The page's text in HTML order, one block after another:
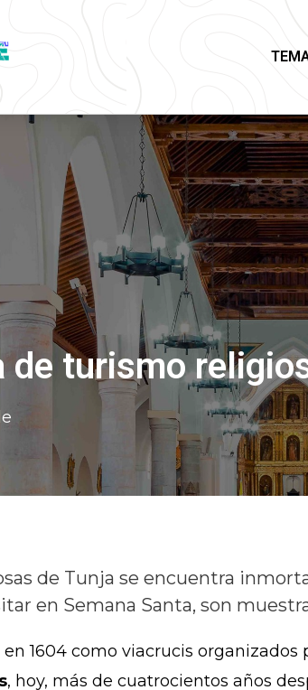
de turismo
de Tunja se encuentra
en Semana Santa, son
1604 como viacrucis organizados
, hoy, más de cuatrocientos años